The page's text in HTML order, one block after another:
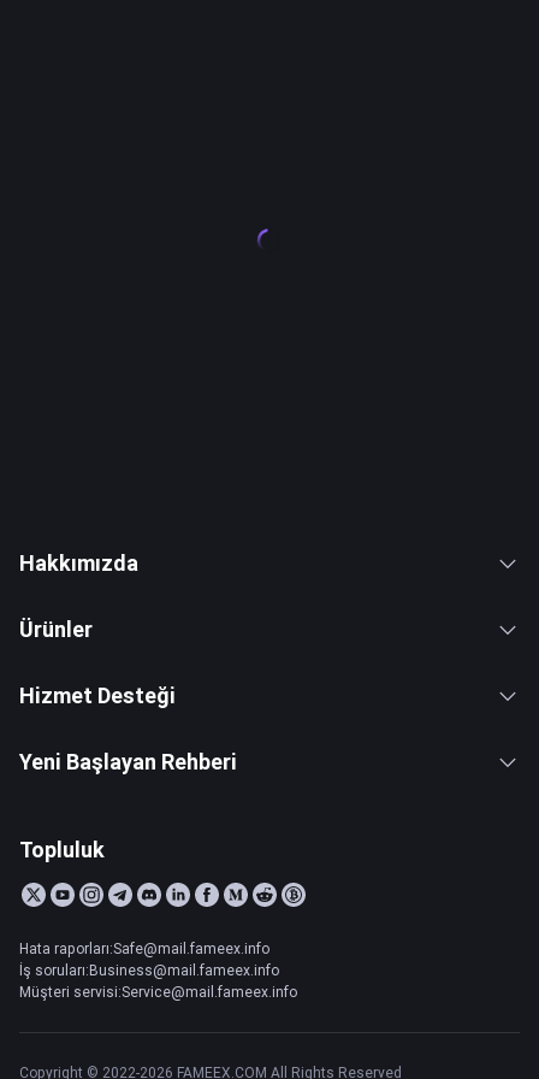
Hakkımızda
Ürünler
Hizmet Desteği
Yeni Başlayan Rehberi
Topluluk
Hata raporları:Safe@mail.fameex.info
İş soruları:Business@mail.fameex.info
Müşteri servisi:Service@mail.fameex.info
Copyright © 2022-2026 FAMEEX.COM All Rights Reserved